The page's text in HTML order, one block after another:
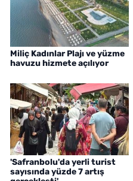
Miliç Kadınlar Plajı ve yüzme
havuzu hizmete açılıyor
'Safranbolu'da yerli turist
sayısında yüzde 7 artış